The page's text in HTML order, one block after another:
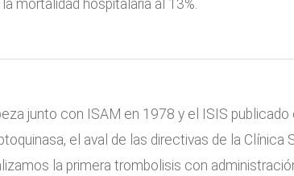
mortalidad hospitalaria al 13%.
junto con ISAM en 1978 y el ISIS
el aval de las directivas de la
la primera trombolisis con